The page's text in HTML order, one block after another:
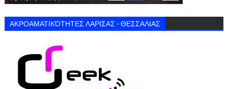
ΑΚΡΟΑΜΑΤΙΚΌΤΗΤΕΣ ΛΑΡΙΣΑΣ - ΘΕΣΣΑΛΙΑΣ